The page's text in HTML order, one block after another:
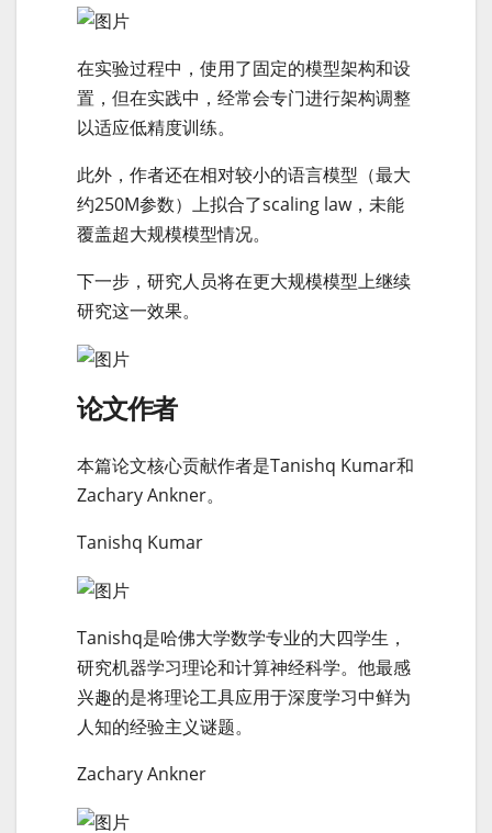
在实验过程中，使用了固定的模型架构和设
置，但在实践中，经常会专门进行架构调整
以适应低精度训练。
此外，作者还在相对较小的语言模型（最大
约250M参数）上拟合了scaling law，未能
覆盖超大规模模型情况。
下一步，研究人员将在更大规模模型上继续
研究这一效果。
论文作者
本篇论文核心贡献作者是Tanishq Kumar和
Zachary Ankner。
Tanishq Kumar
Tanishq是哈佛大学数学专业的大四学生，
研究机器学习理论和计算神经科学。他最感
兴趣的是将理论工具应用于深度学习中鲜为
人知的经验主义谜题。
Zachary Ankner